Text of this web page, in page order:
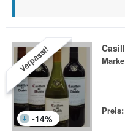
Verpasst!
-14%
Preis: